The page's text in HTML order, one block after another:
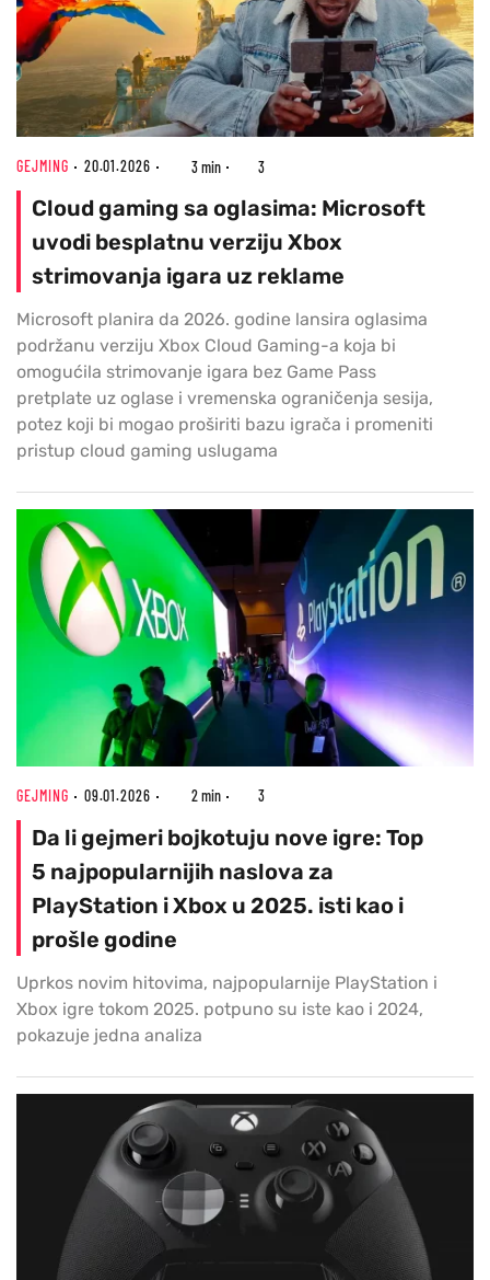
GEJMING 20.01.2026 3 min 3
Cloud gaming sa oglasima: Microsoft
uvodi besplatnu verziju Xbox
strimovanja igara uz reklame
Microsoft planira da 2026. godine lansira oglasima
podržanu verziju Xbox Cloud Gaming-a koja bi
omogućila strimovanje igara bez Game Pass
pretplate uz oglase i vremenska ograničenja sesija,
potez koji bi mogao proširiti bazu igrača i promeniti
pristup cloud gaming uslugama
GEJMING 09.01.2026 2 min 3
Da li gejmeri bojkotuju nove igre: Top
5 najpopularnijih naslova za
PlayStation i Xbox u 2025. isti kao i
prošle godine
Uprkos novim hitovima, najpopularnije PlayStation i
Xbox igre tokom 2025. potpuno su iste kao i 2024,
pokazuje jedna analiza